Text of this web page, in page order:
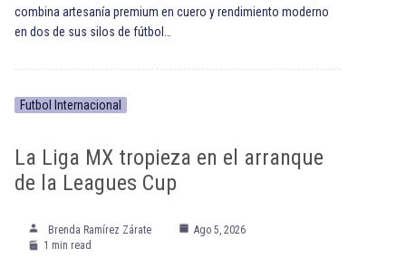
combina artesanía premium en cuero y rendimiento moderno
en dos de sus silos de fútbol…
Futbol Internacional
La Liga MX tropieza en el arranque
de la Leagues Cup
Brenda Ramírez Zárate
Ago 5, 2026
1 min read